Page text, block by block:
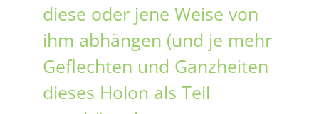
diese oder jene Weise von
ihm abhängen (und je mehr
Geflechten und Ganzheiten
dieses Holon als Teil